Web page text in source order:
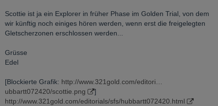
Scottie ist ja ein Explorer in früher Phase im Golden Trial, von dem
wir künftig noch einiges hören werden, wenn erst die freigelegten
Gletscherzonen erschlossen werden...
Grüsse
Edel
[Blockierte Grafik: http://www.321gold.com/editori…
ubbartt072420/scottie.png
]
http://www.321gold.com/editorials/sfs/hubbartt072420.html